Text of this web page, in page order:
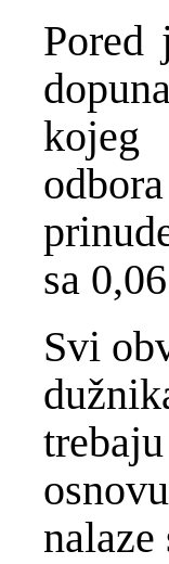
Pored
sa
Svi